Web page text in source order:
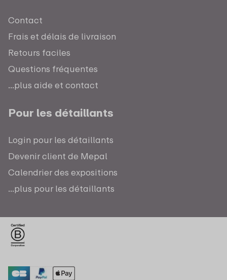
Contact
Frais et délais de livraison
Retours faciles
Questions fréquentes
...plus aide et contact
Pour les détaillants
Login pour les détaillants
Devenir client de Mepal
Calendrier des expositions
...plus pour les détaillants